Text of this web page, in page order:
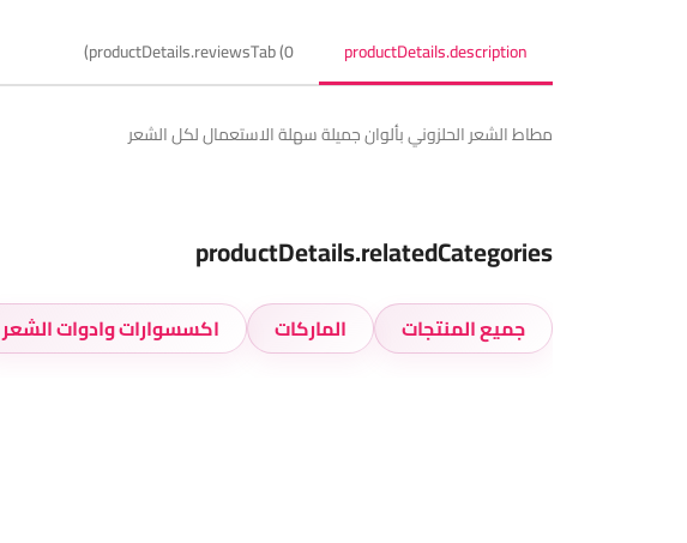
productDetails.description
productDetails.reviewsTab (0)
مطاط الشعر الحلزوني بألوان جميلة سهلة الاستعمال لكل الشعر
productDetails.relatedCategories
جميع المنتجات الماركات اكسسوارات وادوات الشعر